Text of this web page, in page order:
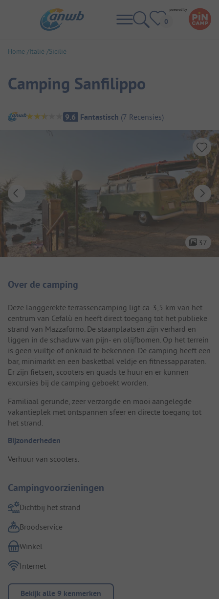
Home Italië Sicilië
Camping Sanfilippo
Camping overzicht
9.6 Fantastisch (7 Recensies)
37
Over de camping
Deze langgerekte terrassencamping ligt ca. 3,5 km van het
centrum van Cefalù en heeft direct toegang tot het publieke
strand van Mazzaforno. De staanplaatsen zijn verhard en
liggen in de schaduw van pijn- en olijfbomen. Op het terrein
is geen vuiltje of onkruid te bekennen. De camping heeft een
bar, minimarkt en een basketbal veldje en fitnessapparaten.
Er zijn fietsen, scooters en quads te huur en er kunnen
excursies bij de camping geboekt worden.
Familiaal gerunde, zeer verzorgde en mooi aangelegde
vakantieplek met ontspannen sfeer en directe toegang tot
het strand.
Bijzonderheden
Verhuur van scooters.
Campingvoorzieningen
Dichtbij het strand
Broodservice
Winkel
Internet
Bekijk alle 9 kenmerken